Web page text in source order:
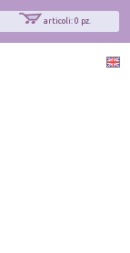
articoli: 0 pz.